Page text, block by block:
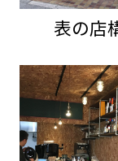
表の店